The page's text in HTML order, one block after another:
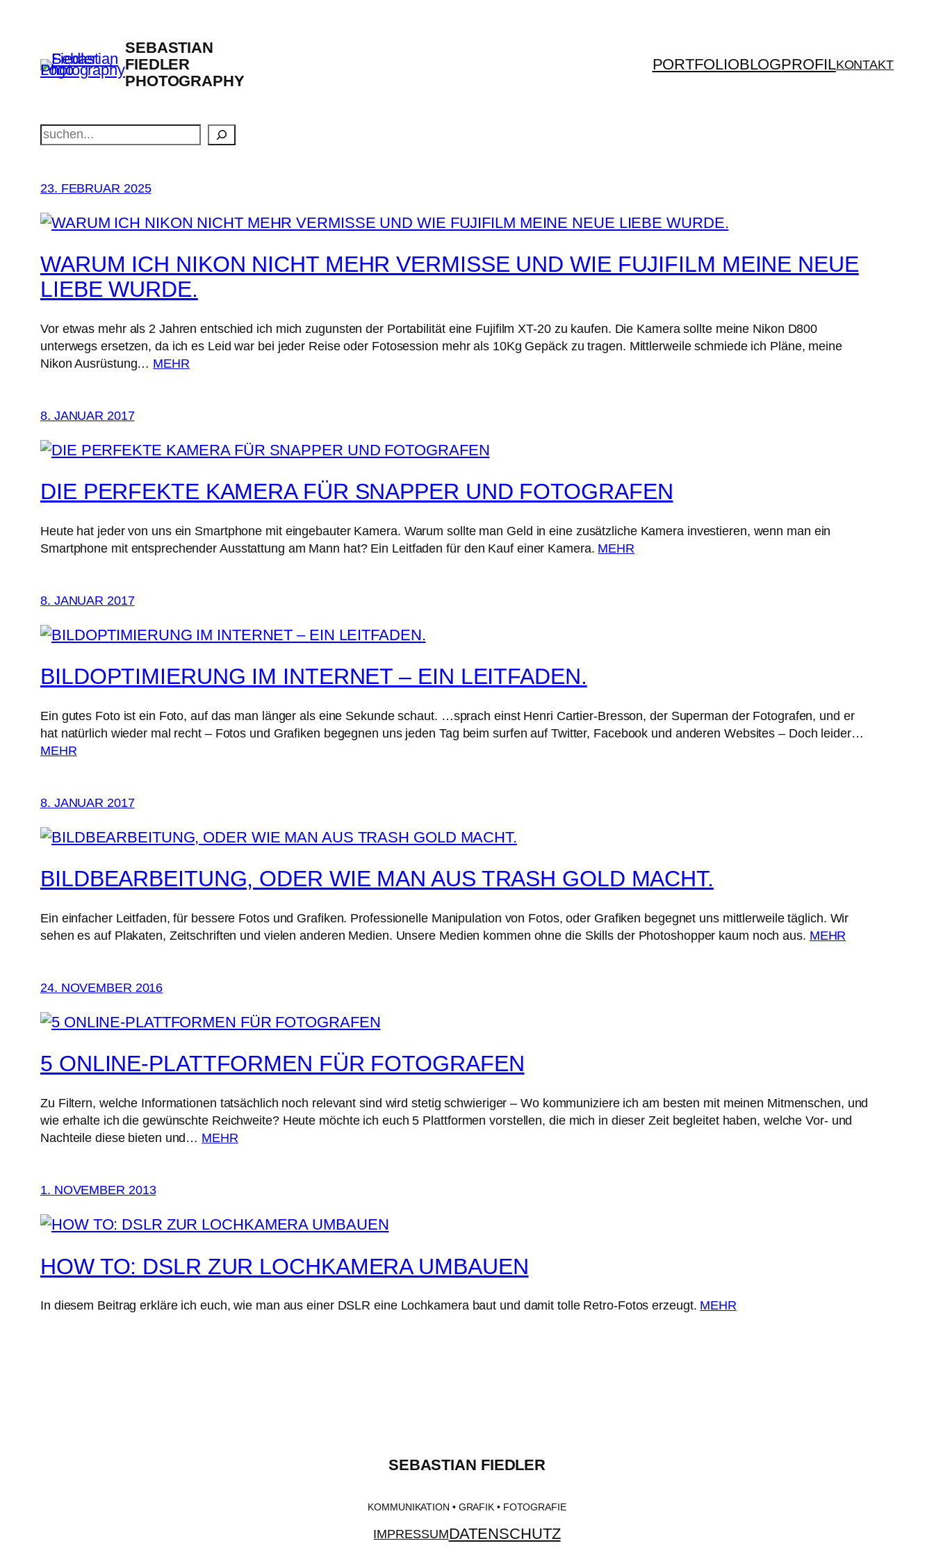
springen
SEBASTIAN
FIEDLER
PHOTOGRAPHY
PORTFOLIOBLOGPROFILKONTAKT
Suchen
23. FEBRUAR 2025
WARUM ICH NIKON NICHT MEHR VERMISSE UND WIE FUJIFILM MEINE NEUE
LIEBE WURDE.
Vor etwas mehr als 2 Jahren entschied ich mich zugunsten der Portabilität eine Fujifilm XT-20 zu kaufen. Die Kamera sollte meine Nikon D800
unterwegs ersetzen, da ich es Leid war bei jeder Reise oder Fotosession mehr als 10Kg Gepäck zu tragen. Mittlerweile schmiede ich Pläne, meine
Nikon Ausrüstung… MEHR
8. JANUAR 2017
DIE PERFEKTE KAMERA FÜR SNAPPER UND FOTOGRAFEN
Heute hat jeder von uns ein Smartphone mit eingebauter Kamera. Warum sollte man Geld in eine zusätzliche Kamera investieren, wenn man ein
Smartphone mit entsprechender Ausstattung am Mann hat? Ein Leitfaden für den Kauf einer Kamera. MEHR
8. JANUAR 2017
BILDOPTIMIERUNG IM INTERNET – EIN LEITFADEN.
Ein gutes Foto ist ein Foto, auf das man länger als eine Sekunde schaut. …sprach einst Henri Cartier-Bresson, der Superman der Fotografen, und er
hat natürlich wieder mal recht – Fotos und Grafiken begegnen uns jeden Tag beim surfen auf Twitter, Facebook und anderen Websites – Doch leider…
MEHR
8. JANUAR 2017
BILDBEARBEITUNG, ODER WIE MAN AUS TRASH GOLD MACHT.
Ein einfacher Leitfaden, für bessere Fotos und Grafiken. Professionelle Manipulation von Fotos, oder Grafiken begegnet uns mittlerweile täglich. Wir
sehen es auf Plakaten, Zeitschriften und vielen anderen Medien. Unsere Medien kommen ohne die Skills der Photoshopper kaum noch aus. MEHR
24. NOVEMBER 2016
5 ONLINE-PLATTFORMEN FÜR FOTOGRAFEN
Zu Filtern, welche Informationen tatsächlich noch relevant sind wird stetig schwieriger – Wo kommuniziere ich am besten mit meinen Mitmenschen, und
wie erhalte ich die gewünschte Reichweite? Heute möchte ich euch 5 Plattformen vorstellen, die mich in dieser Zeit begleitet haben, welche Vor- und
Nachteile diese bieten und… MEHR
1. NOVEMBER 2013
HOW TO: DSLR ZUR LOCHKAMERA UMBAUEN
In diesem Beitrag erkläre ich euch, wie man aus einer DSLR eine Lochkamera baut und damit tolle Retro-Fotos erzeugt. MEHR
SEBASTIAN FIEDLER
KOMMUNIKATION • GRAFIK • FOTOGRAFIE
IMPRESSUMDATENSCHUTZ